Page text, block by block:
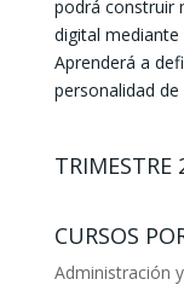
podrá construir
digital
Aprenderá a
personalidad
TRIMESTRE
CURSOS
Administración